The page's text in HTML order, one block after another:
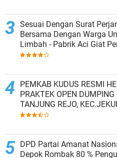
Sesuai Dengan Surat
Bersama Dengan Warga
Limbah - Pabrik Aci Giat
Penampungan Air
PEMKAB KUDUS RESMI HENTIKAN
PRAKTEK OPEN
TANJUNG REJO,
KAB.KUDUS,BERLAKUKAN SISTEM
DPD Partai Amanat
Depok Rombak 80 %